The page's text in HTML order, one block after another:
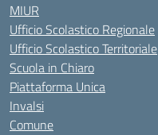
MIUR
Ufficio Scolastico Regionale
Ufficio Scolastico Territoriale
Scuola in Chiaro
Piattaforma Unica
Invalsi
Comune